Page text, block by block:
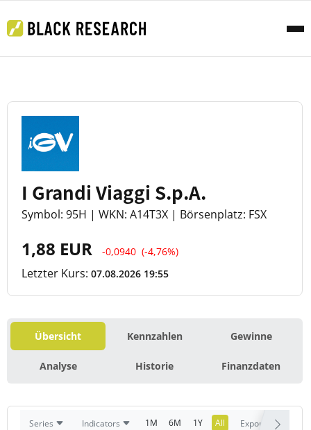
I Grandi Viaggi S.p.A.
Symbol: 95H | WKN: A14T3X | Börsenplatz: FSX
1,88 EUR -0,0940 (-4,76%)
Letzter Kurs: 07.08.2026 19:55
Übersicht Kennzahlen Gewinne
Analyse Historie Finanzdaten
Series Indicators 1M 6M 1Y All Export